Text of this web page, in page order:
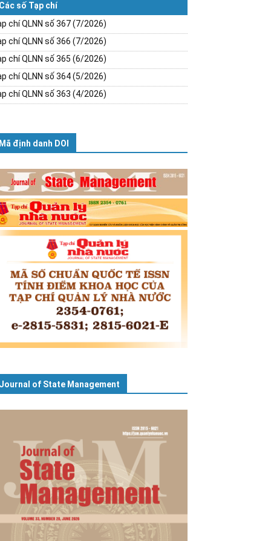
Các số Tạp chí
chí QLNN số 367 (7/2026)
chí QLNN số 366 (7/2026)
chí QLNN số 365 (6/2026)
chí QLNN số 364 (5/2026)
chí QLNN số 363 (4/2026)
Mã định danh DOI
Journal of State Management